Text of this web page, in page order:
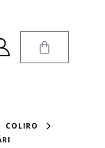
COLIRO